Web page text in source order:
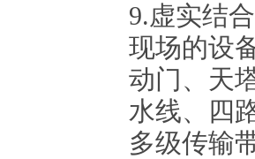
9.虚实结
现场的设
动门、天
水线、四
多级传输